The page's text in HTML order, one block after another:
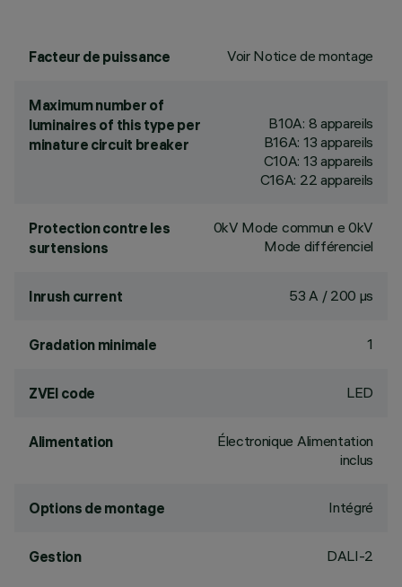
Facteur de puissance Voir Notice de montage
Maximum number of
luminaires of this type per
minature circuit breaker
B10A: 8 appareils
B16A: 13 appareils
C10A: 13 appareils
C16A: 22 appareils
Protection contre les
surtensions
0kV Mode commun e 0kV
Mode différenciel
Inrush current 53 A / 200 µs
Gradation minimale 1
ZVEI code LED
Alimentation
Électronique Alimentation
inclus
Options de montage Intégré
Gestion DALI-2